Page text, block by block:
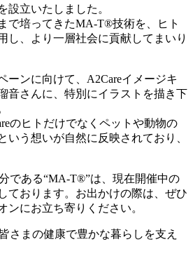
設立いたしました。
で培ってきたMA-T®︎技術を、ヒト
し、より一層社会に貢献してまいり
ーンに向けて、A2Careイメージキ
音さんに、特別にイラストを描き下
のヒトだけでなくペットや動物の
いう想いが自然に反映されており、
である“MA-T®︎”は、現在開催中の
ております。お出かけの際は、ぜひ
ンにお立ち寄りください。
さまの健康で豊かな暮らしを支え